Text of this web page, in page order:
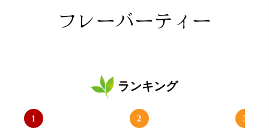
フレーバーティー
ランキング
1 2 3